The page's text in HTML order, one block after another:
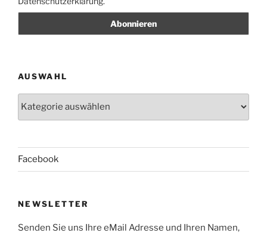
AUSWAHL
Facebook
NEWSLETTER
Senden Sie uns Ihre eMail Adresse und Ihren Namen,